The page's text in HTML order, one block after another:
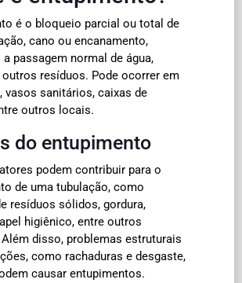
é o bloqueio parcial ou total de
cano ou encanamento,
passagem normal de água,
resíduos. Pode ocorrer em
vasos sanitários, caixas de
outros locais.
do entupimento
podem contribuir para o
de uma tubulação, como
resíduos sólidos, gordura,
higiênico, entre outros
disso, problemas estruturais
como rachaduras e desgaste,
causar entupimentos.